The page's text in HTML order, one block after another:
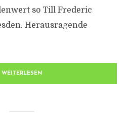
so Till Frederic
Herausragende
WEITERLESEN